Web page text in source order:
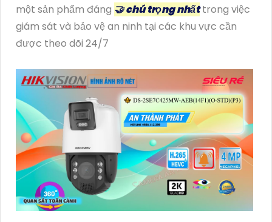
một sản phẩm đáng 🤝 chú trọng nhấttrong việc
giám sát và bảo vệ an ninh tại các khu vực cần
được theo dõi 24/7